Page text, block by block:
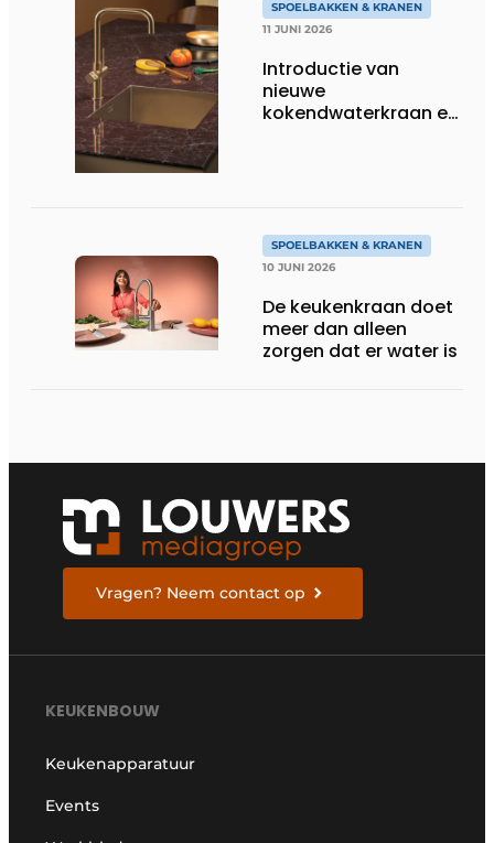
SPOELBAKKEN & KRANEN
11 JUNI 2026
Introductie van
nieuwe
kokendwaterkraan en
SPOELBAKKEN & KRANEN
10 JUNI 2026
De keukenkraan doet
meer dan alleen
zorgen dat er water is
Vragen? Neem contact op
KEUKENBOUW
Keukenapparatuur
Events